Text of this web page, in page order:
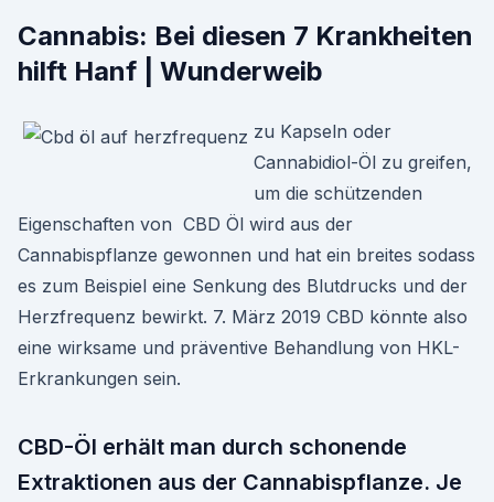
Cannabis: Bei diesen 7 Krankheiten
hilft Hanf | Wunderweib
zu Kapseln oder
Cannabidiol-Öl zu greifen,
um die schützenden
Eigenschaften von CBD Öl wird aus der
Cannabispflanze gewonnen und hat ein breites sodass
es zum Beispiel eine Senkung des Blutdrucks und der
Herzfrequenz bewirkt. 7. März 2019 CBD könnte also
eine wirksame und präventive Behandlung von HKL-
Erkrankungen sein.
CBD-Öl erhält man durch schonende
Extraktionen aus der Cannabispflanze. Je